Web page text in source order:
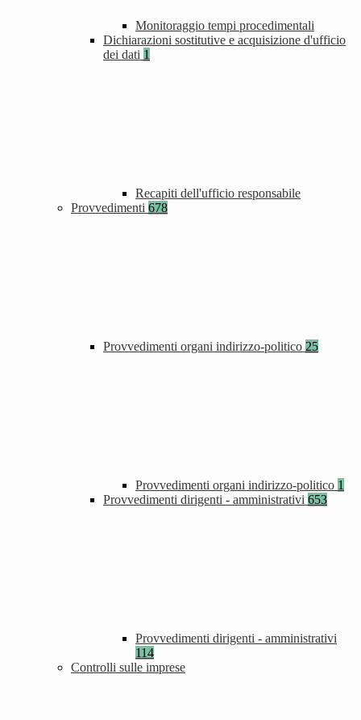
Monitoraggio tempi procedimentali
Dichiarazioni sostitutive e acquisizione d'ufficio
dei dati 1
Recapiti dell'ufficio responsabile
Provvedimenti 678
Provvedimenti organi indirizzo-politico 25
Provvedimenti organi indirizzo-politico 1
Provvedimenti dirigenti - amministrativi 653
Provvedimenti dirigenti - amministrativi
114
Controlli sulle imprese